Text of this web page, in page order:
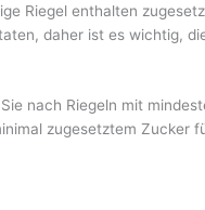
Riegel enthalten
daher ist es wichtig,
nach Riegeln mit
zugesetztem Zucker